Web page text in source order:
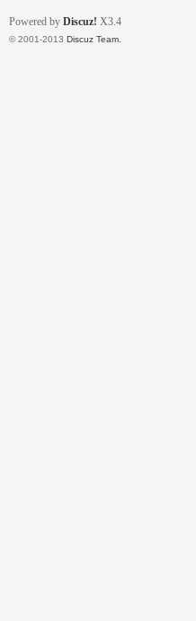
交
Powered by Discuz! X3.4
© 2001-2013 Discuz Team.